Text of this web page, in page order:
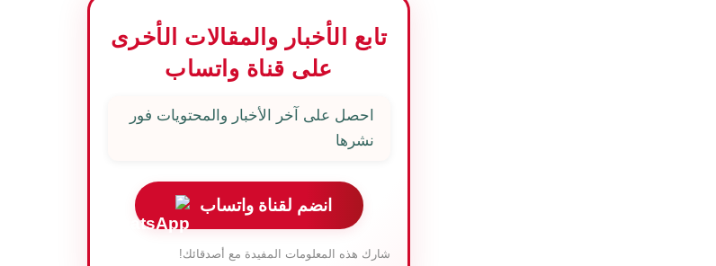
تابع الأخبار والمقالات الأخرى
على قناة واتساب
احصل على آخر الأخبار والمحتويات فور
نشرها
انضم لقناة واتساب
شارك هذه المعلومات المفيدة مع أصدقائك!